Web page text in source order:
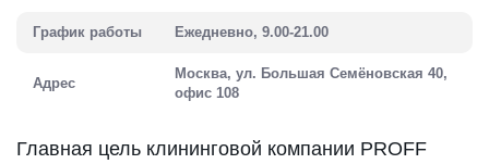
График работы Ежедневно, 9.00-21.00
Адрес
Москва, ул. Большая Семёновская 40,
офис 108
Главная цель клининговой компании PROFF